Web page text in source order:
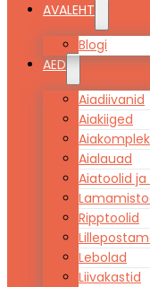
AVALEHT
Blogi
AED
Aiadiivanid
Aiakiiged
Aialauad
Aiatoolid ja
Ripptoolid
Lebolad
Liivakastid